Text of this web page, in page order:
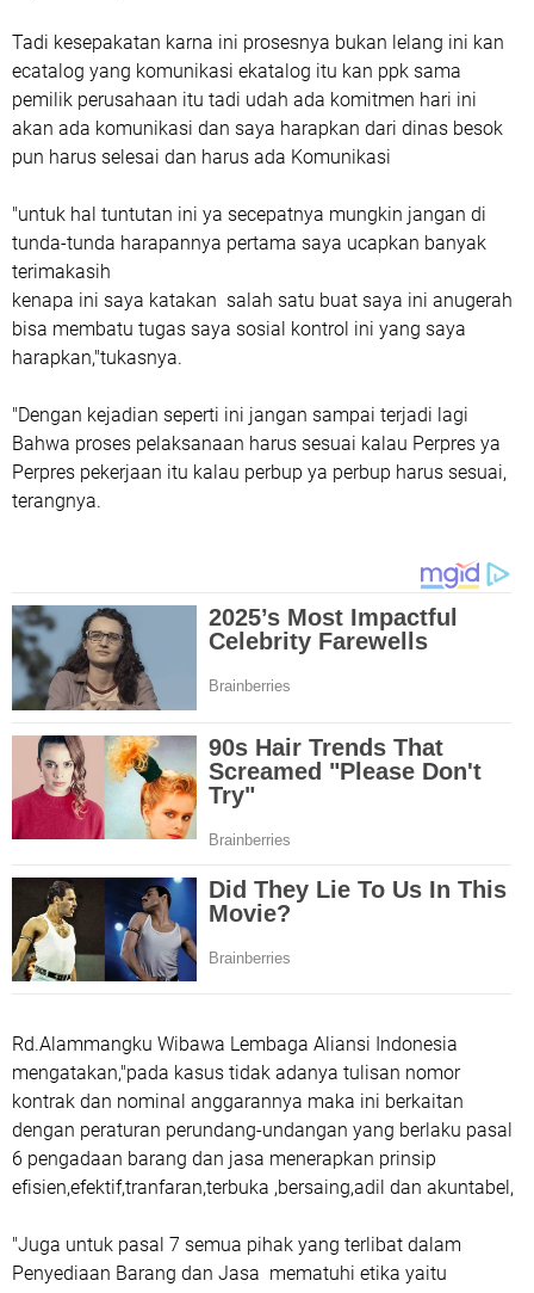
Tadi kesepakatan karna ini prosesnya bukan lelang ini kan
ecatalog yang komunikasi ekatalog itu kan ppk sama
pemilik perusahaan itu tadi udah ada komitmen hari ini
akan ada komunikasi dan saya harapkan dari dinas besok
pun harus selesai dan harus ada Komunikasi
"untuk hal tuntutan ini ya secepatnya mungkin jangan di
tunda-tunda harapannya pertama saya ucapkan banyak
terimakasih
kenapa ini saya katakan salah satu buat saya ini anugerah
bisa membatu tugas saya sosial kontrol ini yang saya
harapkan,"tukasnya.
"Dengan kejadian seperti ini jangan sampai terjadi lagi
Bahwa proses pelaksanaan harus sesuai kalau Perpres ya
Perpres pekerjaan itu kalau perbup ya perbup harus sesuai,
terangnya.
Rd.Alammangku Wibawa Lembaga Aliansi Indonesia
mengatakan,"pada kasus tidak adanya tulisan nomor
kontrak dan nominal anggarannya maka ini berkaitan
dengan peraturan perundang-undangan yang berlaku pasal
6 pengadaan barang dan jasa menerapkan prinsip
efisien,efektif,tranfaran,terbuka ,bersaing,adil dan akuntabel,
"Juga untuk pasal 7 semua pihak yang terlibat dalam
Penyediaan Barang dan Jasa mematuhi etika yaitu